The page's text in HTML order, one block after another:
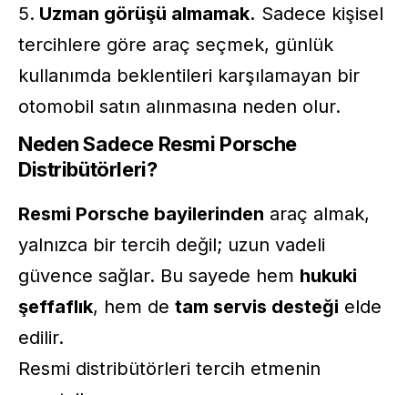
Uzman görüşü almamak. Sadece kişisel
tercihlere göre araç seçmek, günlük
kullanımda beklentileri karşılamayan bir
otomobil satın alınmasına neden olur.
Neden Sadece Resmi Porsche
Distribütörleri?
Resmi Porsche bayilerinden araç almak,
yalnızca bir tercih değil; uzun vadeli
güvence sağlar. Bu sayede hem hukuki
şeffaflık, hem de tam servis desteği elde
edilir.
Resmi distribütörleri tercih etmenin